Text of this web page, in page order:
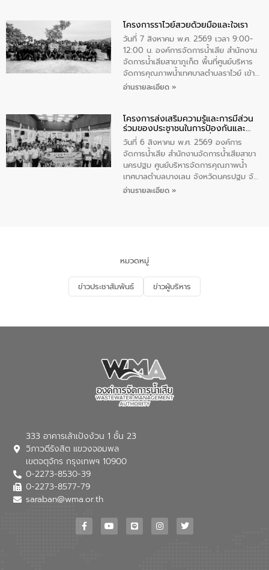
ทองคำและประกาศเกียรติคุณให้แก่ กำนัน
ผู้ใหญ่บ้านยอดเยี่ยม พร้อมกล่าวชื่นชม ให้
โอวาท และมอบนโยบาย
โครงการราไวย์สวยด้วยมือและใจเรา
วันที่ 7 สิงหาคม พ.ศ. 2569 เวลา 9:00-
12:00 น. องค์การจัดการน้ำเสีย สำนักงาน
จัดการน้ำเสียสาขาภูเก็ต พื้นที่ศูนย์บริหาร
จัดการคุณภาพน้ำเทศบาลตำบลราไวย์ เข้า
ร่วมโครงการราไวย์สวยด้วยมือและใจเรา
ประชาชน ตัวแทนจากโรงแรมต่างๆ ในเขต
เทศบาลตำบลราไวย์ ศูนย์บริหารจัดการ
คุณภาพน้ำเทศบาลตำบลราไวย์ นำโดยนาย
น้อย แก้วเศษ ผู้จัดการสำนักงานจัดการน้ำ
เสียสาขาภูเก็ต พร้อมด้วยเจ้าหน้าที่ จำนวน
5 คน ร่วมทำกิจกรรม ทำความสะอาด
ชายหาดและแหล่งท่องเที่ยว ณ บริเวณ
อ่านรายละเอียด »
โครงการส่งเสริมความรู้และการมีส่วน
ร่วมของประชาชนในการป้องกันและ
แก้ไขปัญหาน้ำเสียอย่างยั่งยืน
วันที่ 6 สิงหาคม พ.ศ. 2569 องค์การ
จัดการน้ำเสีย สำนักงานจัดการน้ำเสียสาขา
นครปฐม ศูนย์บริหารจัดการคุณภาพน้ำ
เทศบาลตำบลบางเลน จังหวัดนครปฐม จัด
กิจกรรมภายใต้โครงการส่งเสริมความรู้และ
จัดการน้ำเสียและสร้างจิตสำนึกในการ
อนุรักษ์สิ่งแวดล้อม ในหัวข้อ “น้ำเสียชุมชน
และการบำบัดน้ำเสียเบื้องต้น” โดยให้ความรู้
เกี่ยวกับสาเหตุและผลกระทบของน้ำเสีย
ณ เทศบาลตำบลบางเลน จังหวัดนครปฐม
อ่านรายละเอียด »
หมวดหมู่
ข่าวประชาสัมพันธ์ ข่าวผู้บริหาร
333 อาคารเล้าเป้งง้วน 1 ชั้น 23
วิภาวดีรังสิต แขวงจอมพล
เขตจตุจักร กรุงเทพฯ 10900
0-2273-8530-39
0-2273-8577-79
saraban@wma.or.th